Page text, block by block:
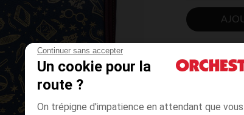
Continuer sans accepter
Un cookie pour la
route ?
On trépigne d'impatience en attendant que vous